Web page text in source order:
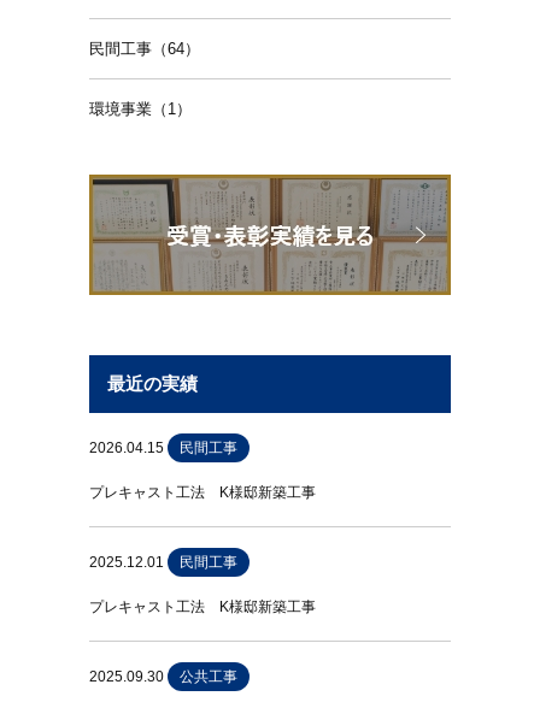
民間工事（64）
環境事業（1）
最近の実績
2026.04.15 民間工事
プレキャスト工法 K様邸新築工事
2025.12.01 民間工事
プレキャスト工法 K様邸新築工事
2025.09.30 公共工事